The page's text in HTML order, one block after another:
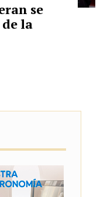
se
la